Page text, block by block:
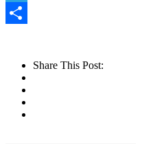
Telegram
Share This Post: